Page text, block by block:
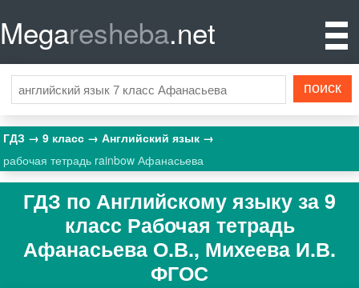
Megaresheba.net
ГДЗ 9 класс
Английский язык
рабочая тетрадь rainbow Афанасьева
ГДЗ по Английскому языку за 9
класс Рабочая тетрадь
Афанасьева О.В., Михеева И.В.
ФГОС